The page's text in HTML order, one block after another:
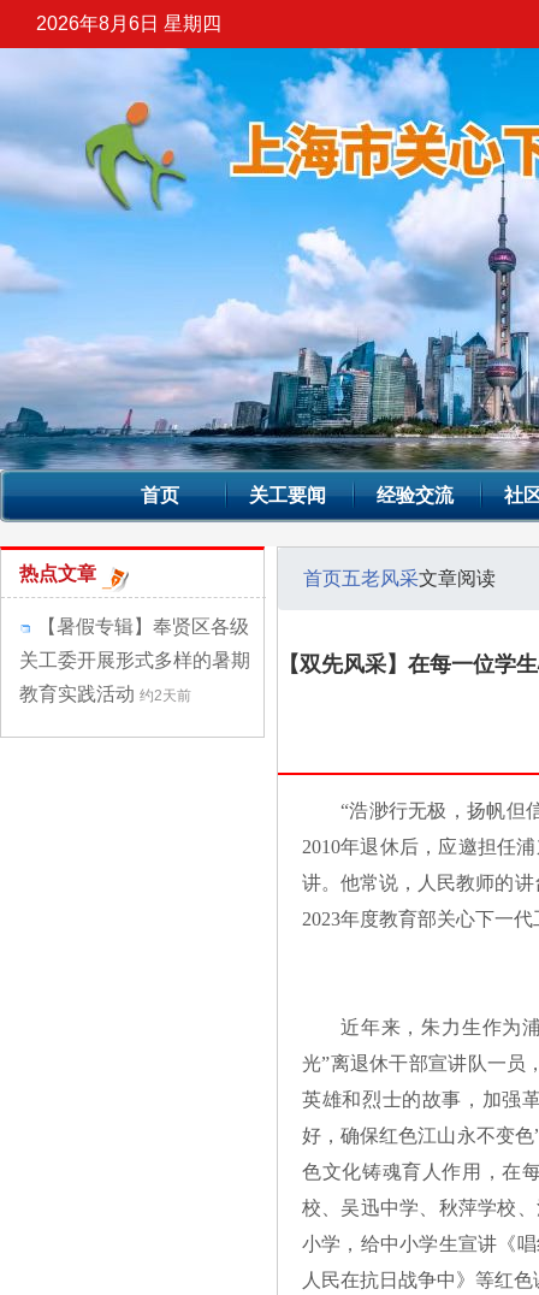
2026年8月6日 星期四
首页 关工要闻 经验交流 社
热点文章
【暑假专辑】奉贤区各级
关工委开展形式多样的暑期
教育实践活动 约2天前
首页五老风采文章阅读
【双先风采】在每一位
“浩渺行无极，扬帆但
2010年退休后，应邀担任
讲。他常说，人民教师的
2023年度教育部关心下一
近年来，朱力生作为
光”离退休干部宣讲队一员
英雄和烈士的故事，加强
好，确保红色江山永不变
色文化铸魂育人作用，在
校、吴迅中学、秋萍学校
小学，给中小学生宣讲《
人民在抗日战争中》等红